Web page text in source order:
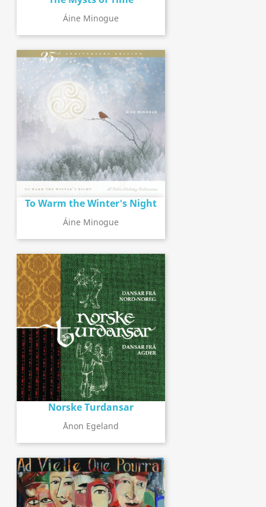
Áine Minogue
To Warm the Winter's Night
Áine Minogue
Norske Turdansar
Ånon Egeland